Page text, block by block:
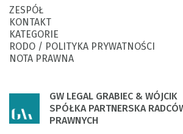
GW LEGAL GRABIEC & WÓJCIK
SPÓŁKA PARTNERSKA
PRAWNYCH
ZESPÓŁ
KONTAKT
KATEGORIE
RODO / POLITYKA PRYWATNOŚCI
NOTA PRAWNA